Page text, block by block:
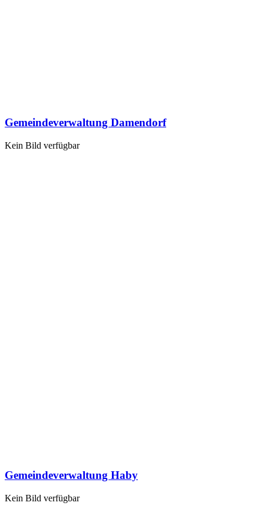
Gemeindeverwaltung Damendorf
Kein Bild verfügbar
Gemeindeverwaltung Haby
Kein Bild verfügbar